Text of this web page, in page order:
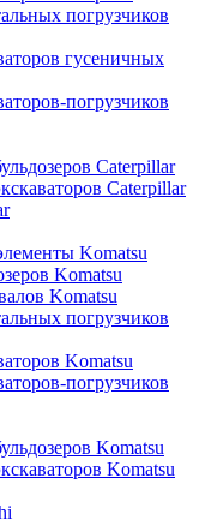
погрузчиков
гусеничных
погрузчиков
Caterpillar
Caterpillar
Komatsu
Komatsu
Komatsu
погрузчиков
Komatsu
погрузчиков
Komatsu
Komatsu